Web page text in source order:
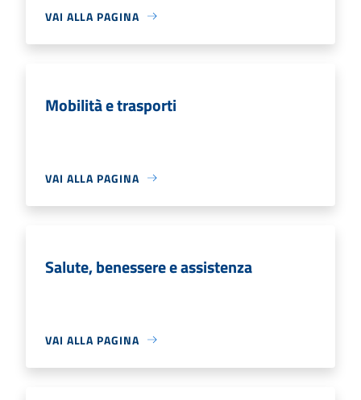
VAI ALLA PAGINA
Mobilità e trasporti
VAI ALLA PAGINA
Salute, benessere e assistenza
VAI ALLA PAGINA